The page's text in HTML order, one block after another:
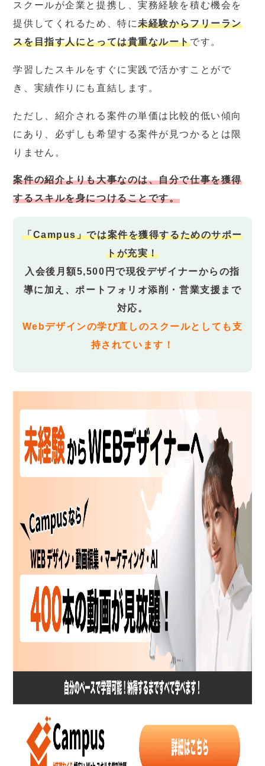
スクールが企業と提携し、実務経験を積む機会を
提供してくれるため、特に未経験からフリーラン
スを目指す人にとっては貴重なルートです。
学習したスキルをすぐに実践で活かすことがで
き、実績作りにも直結します。
ただし、紹介される案件の単価は比較的低い傾向
にあり、必ずしも希望する案件が見つかるとは限
りません。
案件の紹介よりも大事なのは、自分で仕事を獲得
するスキルを身につけることです。
「Campus」では案件を獲得するためのサポー
トが充実！
入会後月額5,500円で現役デザイナーからの指
導に加え、ポートフォリオ添削・営業支援まで
対応。
Webデザインの学び直しのスクールとしても支
持されています！